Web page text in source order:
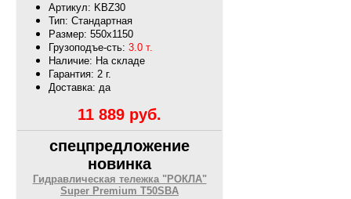
Артикул: KBZ30
Тип: Стандартная
Размер: 550х1150
Грузоподъе-сть: 3.0 т.
Наличие: На складе
Гарантия: 2 г.
Доставка: да
11 889 руб.
спецпредложение
новинка
Гидравлическая тележка "РОКЛА"
Super Premium T50SBA